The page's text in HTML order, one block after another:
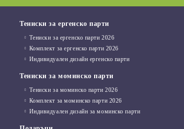
Тениски за ергенско парти
Тениски за ергенско парти 2026
Комплект за ергенско парти 2026
Индивидуален дизайн ергенско парти
Тениски за моминско парти
Тениски за моминско парти 2026
Комплект за моминско парти 2026
Индивидуален дизайн за моминско парти